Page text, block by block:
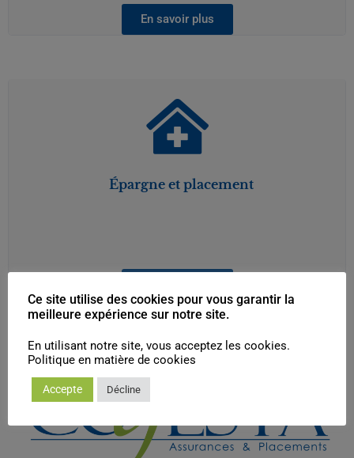
En savoir plus
Épargne et placement
Ce site utilise des cookies pour vous garantir la
meilleure expérience sur notre site.
En utilisant notre site, vous acceptez les cookies.
Politique en matière de cookies
Accepte Décline